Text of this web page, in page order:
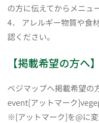
の方に伝えてからメニュ
4． アレルギー物質や食
認ください。
【掲載希望の方へ】
ベジマップへ掲載希望の
event[アットマーク
※[アットマーク]を@に変